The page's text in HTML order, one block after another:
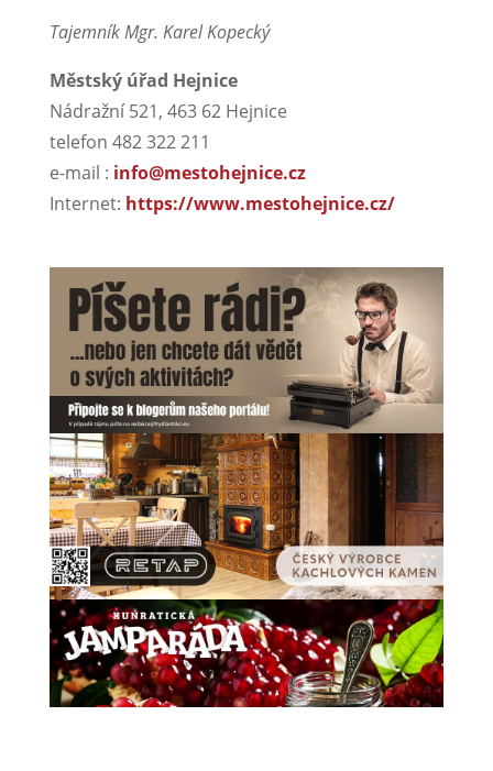
Tajemník Mgr. Karel Kopecký
Městský úřad Hejnice
Nádražní 521, 463 62 Hejnice
telefon 482 322 211
e-mail : info@mestohejnice.cz
Internet: https://www.mestohejnice.cz/